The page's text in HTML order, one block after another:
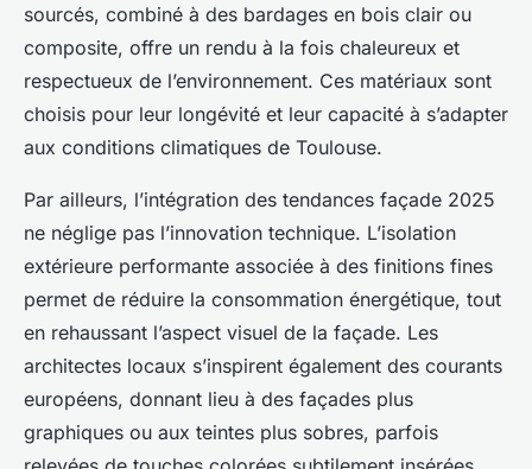
sourcés, combiné à des bardages en bois clair ou
composite, offre un rendu à la fois chaleureux et
respectueux de l’environnement. Ces matériaux sont
choisis pour leur longévité et leur capacité à s’adapter
aux conditions climatiques de Toulouse.
Par ailleurs, l’intégration des tendances façade 2025
ne néglige pas l’innovation technique. L’isolation
extérieure performante associée à des finitions fines
permet de réduire la consommation énergétique, tout
en rehaussant l’aspect visuel de la façade. Les
architectes locaux s’inspirent également des courants
européens, donnant lieu à des façades plus
graphiques ou aux teintes plus sobres, parfois